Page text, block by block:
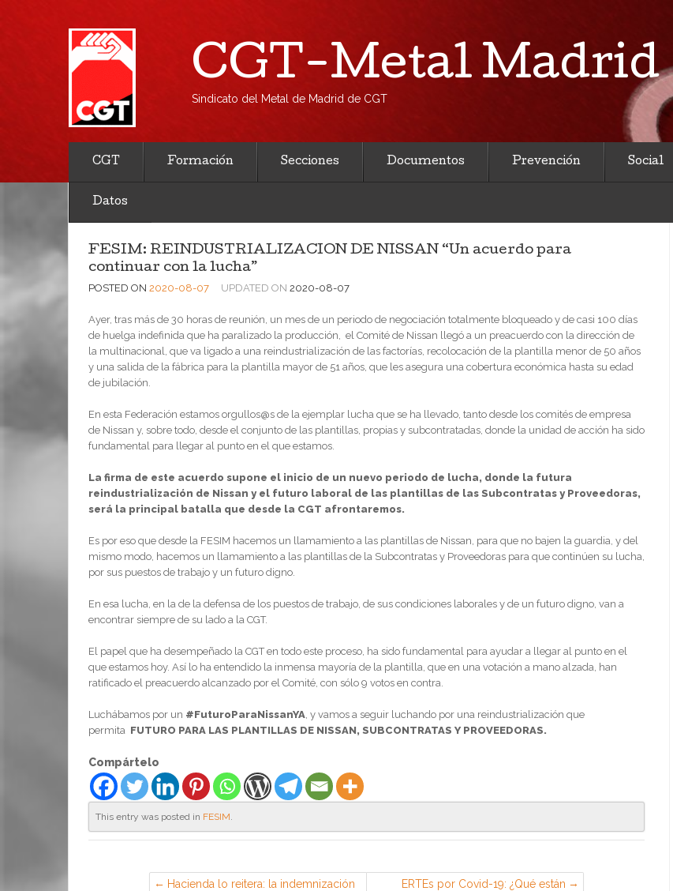
CGT-Metal Madrid
Sindicato del Metal de Madrid de CGT
CGT Formación Secciones Documentos Prevención Social
Datos
FESIM: REINDUSTRIALIZACIÓN DE NISSAN “Un acuerdo para
continuar con la lucha”
POSTED ON 2020-08-07 UPDATED ON 2020-08-07
Ayer, tras más de 30 horas de reunión, un mes de un periodo de negociación totalmente bloqueado y de casi 100 días
de huelga indefinida que ha paralizado la producción, el Comité de Nissan llegó a un preacuerdo con la dirección de
la multinacional, que va ligado a una reindustrialización de las factorías, recolocación de la plantilla menor de 50 años
y una salida de la fábrica para la plantilla mayor de 51 años, que les asegura una cobertura económica hasta su edad
de jubilación.
En esta Federación estamos orgullos@s de la ejemplar lucha que se ha llevado, tanto desde los comités de empresa
de Nissan y, sobre todo, desde el conjunto de las plantillas, propias y subcontratadas, donde la unidad de acción ha sido
fundamental para llegar al punto en el que estamos.
La firma de este acuerdo supone el inicio de un nuevo periodo de lucha, donde la futura
reindustrialización de Nissan y el futuro laboral de las plantillas de las Subcontratas y Proveedoras,
será la principal batalla que desde la CGT afrontaremos.
Es por eso que desde la FESIM hacemos un llamamiento a las plantillas de Nissan, para que no bajen la guardia, y del
mismo modo, hacemos un llamamiento a las plantillas de la Subcontratas y Proveedoras para que continúen su lucha,
por sus puestos de trabajo y un futuro digno.
En esa lucha, en la de la defensa de los puestos de trabajo, de sus condiciones laborales y de un futuro digno, van a
encontrar siempre de su lado a la CGT.
El papel que ha desempeñado la CGT en todo este proceso, ha sido fundamental para ayudar a llegar al punto en el
que estamos hoy. Así lo ha entendido la inmensa mayoría de la plantilla, que en una votación a mano alzada, han
ratificado el preacuerdo alcanzado por el Comité, con sólo 9 votos en contra.
Luchábamos por un #FuturoParaNissanYA, y vamos a seguir luchando por una reindustrialización que
permita FUTURO PARA LAS PLANTILLAS DE NISSAN, SUBCONTRATAS Y PROVEEDORAS.
Compártelo
This entry was posted in FESIM.
Hacienda lo reitera: la indemnización
ERTEs por Covid-19: ¿Qué están